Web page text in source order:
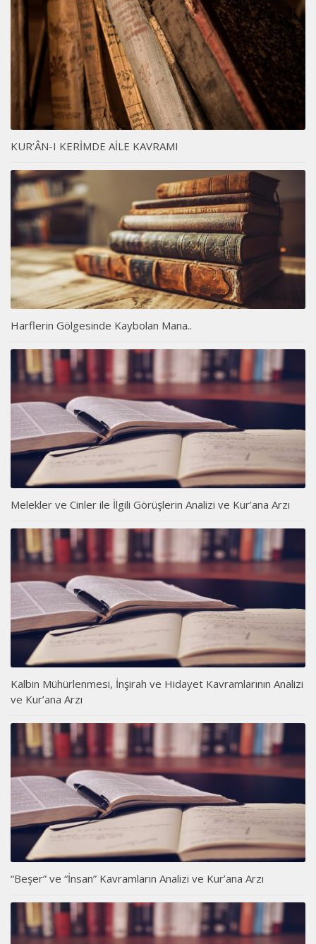
KUR’ÂN-I KERİMDE AİLE KAVRAMI
Harflerin Gölgesinde Kaybolan Mana..
Melekler ve Cinler ile İlgili Görüşlerin Analizi ve Kur’ana Arzı
Kalbin Mühürlenmesi, İnşirah ve Hidayet Kavramlarının Analizi
ve Kur’ana Arzı
“Beşer” ve “İnsan” Kavramların Analizi ve Kur’ana Arzı